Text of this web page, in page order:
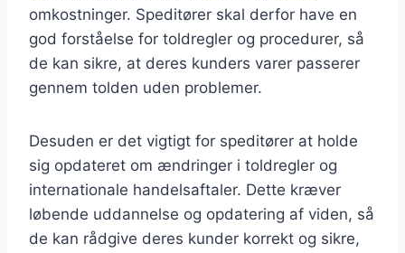
omkostninger. Speditører skal derfor have en
god forståelse for toldregler og procedurer, så
de kan sikre, at deres kunders varer passerer
gennem tolden uden problemer.
Desuden er det vigtigt for speditører at holde
sig opdateret om ændringer i toldregler og
internationale handelsaftaler. Dette kræver
løbende uddannelse og opdatering af viden, så
de kan rådgive deres kunder korrekt og sikre,